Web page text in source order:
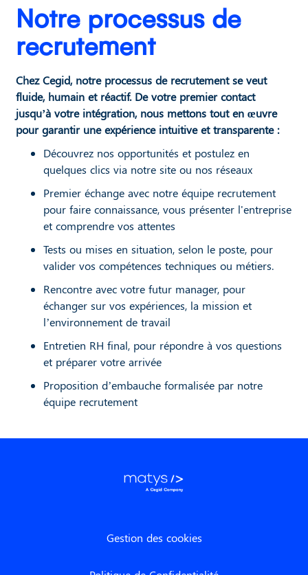
Notre processus de
recrutement
Chez Cegid, notre processus de recrutement se veut
fluide, humain et réactif. De votre premier contact
jusqu’à votre intégration, nous mettons tout en œuvre
pour garantir une expérience intuitive et transparente :
Découvrez nos opportunités et postulez en
quelques clics via notre site ou nos réseaux
Premier échange avec notre équipe recrutement
pour faire connaissance, vous présenter l'entreprise
et comprendre vos attentes
Tests ou mises en situation, selon le poste, pour
valider vos compétences techniques ou métiers.
Rencontre avec votre futur manager, pour
échanger sur vos expériences, la mission et
l’environnement de travail
Entretien RH final, pour répondre à vos questions
et préparer votre arrivée
Proposition d’embauche formalisée par notre
équipe recrutement
Gestion des cookies